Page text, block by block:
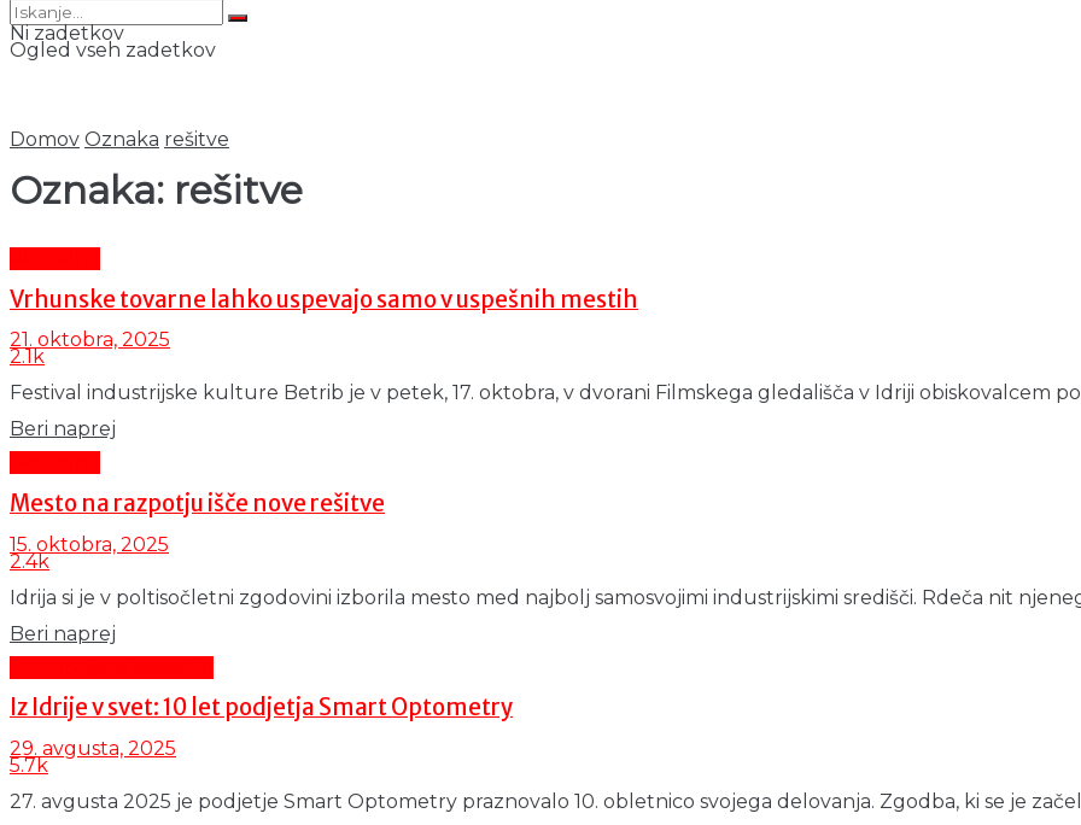
Ni zadetkov
Ogled vseh zadetkov
Domov Oznaka rešitve
Oznaka: rešitve
Vrhunske tovarne lahko uspevajo samo v uspešnih mestih
21. oktobra, 2025
2.1k
Festival industrijske kulture Betrib je v petek, 17. oktobra, v dvorani Filmskega gledališča v Idriji obiskovalcem
Beri naprej
Mesto na razpotju išče nove rešitve
15. oktobra, 2025
2.4k
Idrija si je v poltisočletni zgodovini izborila mesto med najbolj samosvojimi industrijskimi središči. Rdeča nit
Beri naprej
Iz Idrije v svet: 10 let podjetja Smart Optometry
29. avgusta, 2025
5.7k
27. avgusta 2025 je podjetje Smart Optometry praznovalo 10. obletnico svojega delovanja. Zgodba, ki se je